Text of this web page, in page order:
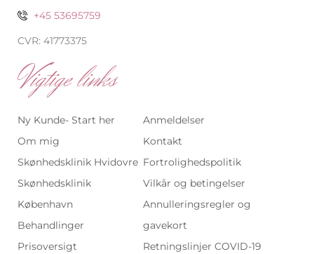
+45 53695759
CVR: 41773375
Vigtige links
Ny Kunde- Start her
Om mig
Skønhedsklinik Hvidovre
Skønhedsklinik
København
Behandlinger
Prisoversigt
Anmeldelser
Kontakt
Fortrolighedspolitik
Vilkår og betingelser
Annulleringsregler og
gavekort
Retningslinjer COVID-19